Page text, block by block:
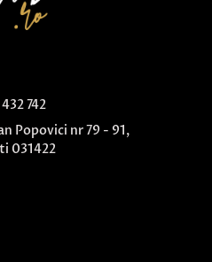
742
Popovici nr 79 - 91,
031422